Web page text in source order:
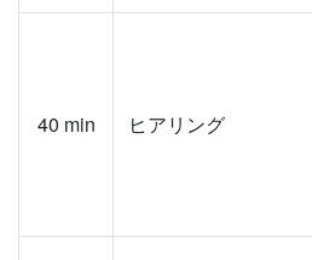
40 min ヒアリング